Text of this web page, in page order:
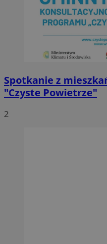
Spotkanie z
"Czyste Powietrze"
2